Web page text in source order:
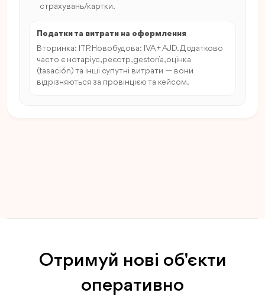
страхувань/картки.
Податки та витрати на оформлення
Вторинка: ITP. Новобудова: IVA + AJD. Додатково
часто є нотаріус, реєстр, gestoría, оцінка
(tasación) та інші супутні витрати — вони
відрізняються за провінцією та кейсом.
Отримуй нові об'єкти
оперативно